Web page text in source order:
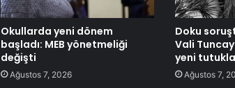
Okullarda yeni dönem
başladı: MEB yönetmeliği
değişti
Ağustos 7, 2026
Doku
Vali
yeni
Ağustos 7,